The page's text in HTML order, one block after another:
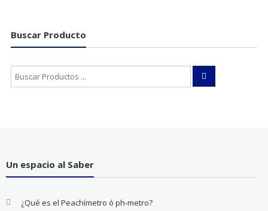
Buscar Producto
Buscar:
Un espacio al Saber
¿Qué es el Peachímetro ó ph-metro?